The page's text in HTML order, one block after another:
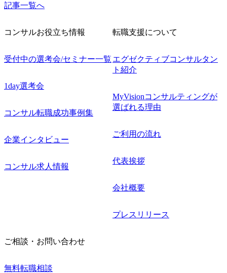
記事一覧へ
コンサルお役立ち情報
受付中の選考会/セミナー一覧
1day選考会
コンサル転職成功事例集
企業インタビュー
コンサル求人情報
転職支援について
エグゼクティブコンサルタン
ト紹介
MyVisionコンサルティングが
選ばれる理由
ご利用の流れ
代表挨拶
会社概要
プレスリリース
ご相談・お問い合わせ
無料転職相談